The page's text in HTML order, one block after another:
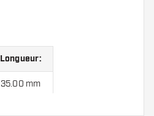
Longueur:
35.00 mm